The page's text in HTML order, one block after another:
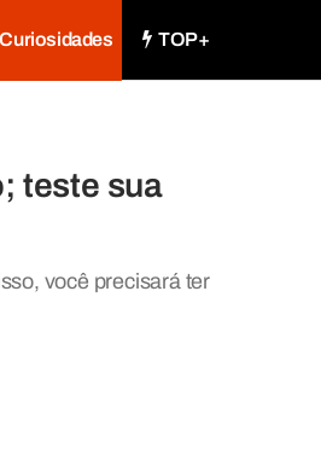
Curiosidades TOP+
teste sua
você precisará ter